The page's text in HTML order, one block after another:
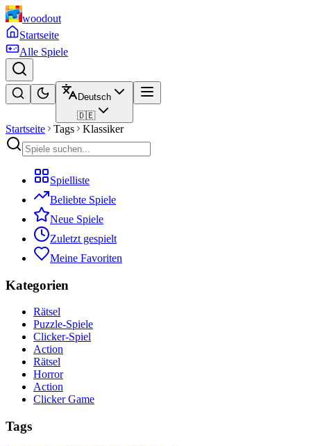
woodout
Startseite
Alle Spiele
Deutsch
🇩🇪
Startseite Tags Klassiker
Spielliste
Beliebte Spiele
Neue Spiele
Zuletzt gespielt
Meine Favoriten
Kategorien
Rätsel
Puzzle-Spiele
Clicker-Spiel
Action
Rätsel
Horror
Action
Clicker Game
Tags